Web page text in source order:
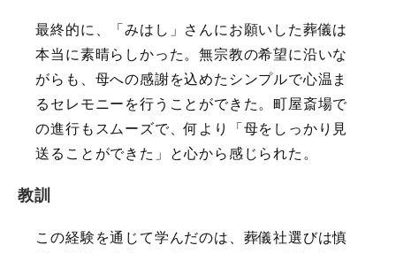
最終的に、「みはし」さんにお願いした葬儀は
本当に素晴らしかった。無宗教の希望に沿いな
がらも、母への感謝を込めたシンプルで心温ま
るセレモニーを行うことができた。町屋斎場で
の進行もスムーズで、何より「母をしっかり見
送ることができた」と心から感じられた。
教訓
この経験を通じて学んだのは、葬儀社選びは慎